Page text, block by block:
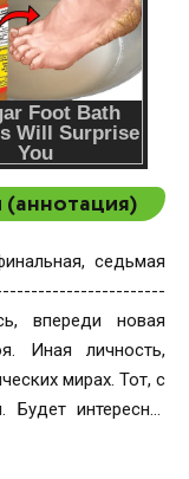
(аннотация)
седьмая
Иная личность,
мирах. Тот, с
интересно!
«Хранитель